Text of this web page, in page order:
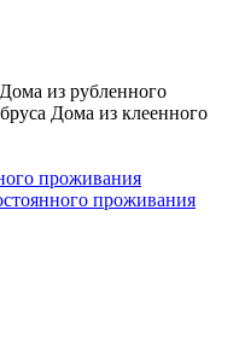
Дома из рубленного
Дома из клеенного
проживания